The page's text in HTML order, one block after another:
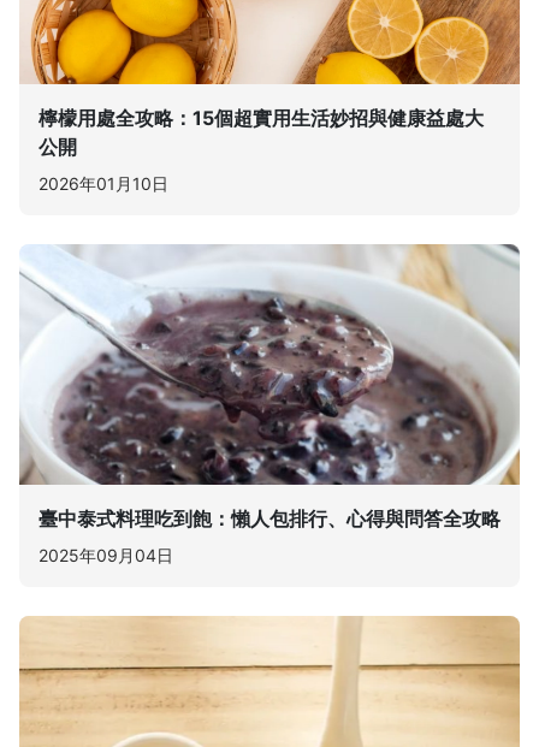
檸檬用處全攻略：15個超實用生活妙招與健康益處大
公開
2026年01月10日
臺中泰式料理吃到飽：懶人包排行、心得與問答全攻略
2025年09月04日